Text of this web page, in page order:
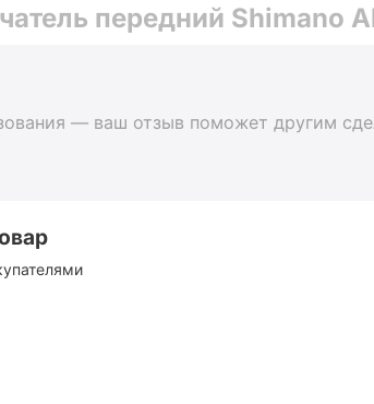
передний Shimano
— ваш отзыв поможет другим